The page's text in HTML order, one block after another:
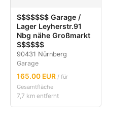
$$$$$$$ Garage /
Lager Leyherstr.91
Nbg nähe Großmarkt
$$$$$$
90431 Nürnberg
Garage
165.00 EUR / für
Gesamtfläche
7,7 km entfernt